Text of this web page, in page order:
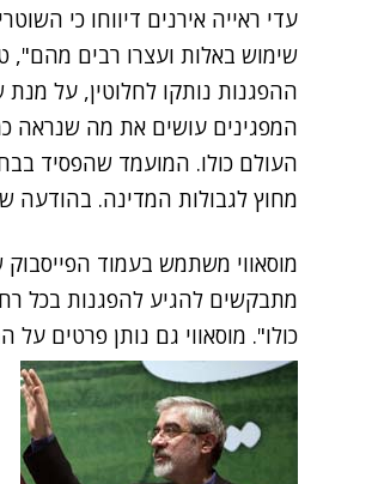
עדי ראייה אירנים דיווחו כי
שימוש באלות ועצרו רבים מהם",
ההפגנות נותקו לחלוטין, על מנת
המפגינים עושים את מה שנראה
העולם כולו. המועמד שהפסיד
מחוץ לגבולות המדינה. בהודעה
מוסאווי משתמש בעמוד
מתבקשים להגיע להפגנות בכל
כולו". מוסאווי גם נותן פרטים